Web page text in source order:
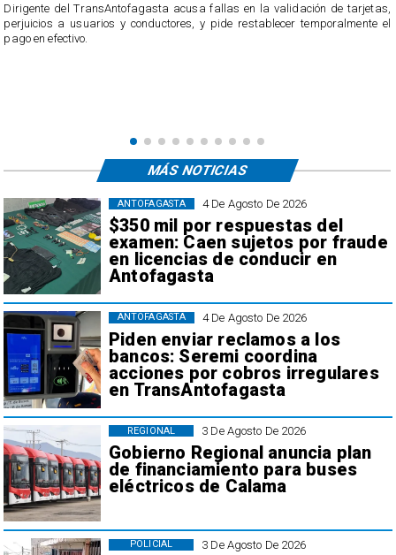
​Dirigente del TransAntofagasta acusa fallas en la validación de tarjetas,
perjuicios a usuarios y conductores, y pide restablecer temporalmente el
pago en efectivo.
4 De Agosto De 2026
$350 mil por respuestas del
examen: Caen sujetos por fraude
en licencias de conducir en
Antofagasta
ANTOFAGASTA
4 De Agosto De 2026
Piden enviar reclamos a los
bancos: Seremi coordina
acciones por cobros irregulares
en TransAntofagasta
ANTOFAGASTA
3 De Agosto De 2026
Gobierno Regional anuncia plan
de financiamiento para buses
eléctricos de Calama
REGIONAL
3 De Agosto De 2026
POLICIAL
MÁS NOTICIAS